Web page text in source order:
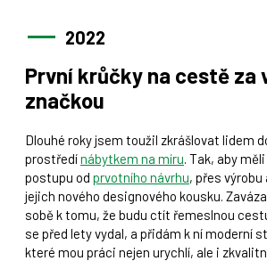
2022
První krůčky na cestě za
značkou
Dlouhé roky jsem toužil zkrášlovat lidem
prostředínábytkem na míru. Tak, aby
postupu od prvotního návrhu, přes
jejich nového designového kousku.
sobě k tomu, že budu ctít řemeslnou
se před lety vydal, a přidám k ní moderní
které mou práci nejen urychlí, ale i